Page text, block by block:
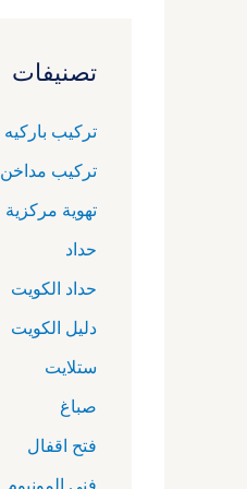
تصنيفات
تركيب باركيه
تركيب مداخن
تهوية مركزية
حداد
حداد الكويت
دليل الكويت
ستلايت
صباغ
فتح اقفال